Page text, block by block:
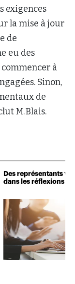
exigences
la mise à jour
de
eu des
à
Sinon,
de
M. Blais.
Des représentants
dans les réflexions de